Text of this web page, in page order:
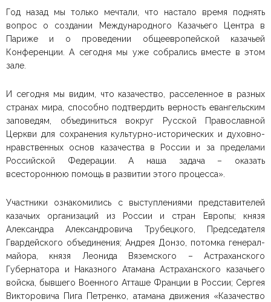
Год назад мы только мечтали, что настало время поднять
вопрос о создании Международного Казачьего Центра в
Париже и о проведении общеевропейской казачьей
Конференции. А сегодня мы уже собрались вместе в этом
зале.
И сегодня мы видим, что казачество, расселенное в разных
странах мира, способно подтвердить верность евангельским
заповедям, объединиться вокруг Русской Православной
Церкви для сохранения культурно-исторических и духовно-
нравственных основ казачества в России и за пределами
Российской Федерации. А наша задача – оказать
всестороннюю помощь в развитии этого процесса».
Участники ознакомились с выступлениями представителей
казачьих организаций из России и стран Европы; князя
Александра Александровича Трубецкого, Председателя
Гвардейского объединения; Андрея Донзо, потомка генерал-
майора, князя Леонида Вяземского – Астраханского
Губернатора и Наказного Атамана Астраханского казачьего
войска, бывшего Военного Атташе Франции в России; Сергея
Викторовича Пига Петренко, атамана движения «Казачество